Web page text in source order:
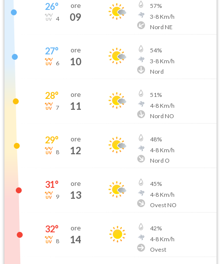
26°
4
ore
09
57%
3-8Km/h
Nord NE
27°
6
ore
10
54%
3-8Km/h
Nord
28°
7
ore
11
51%
4-8Km/h
Nord NO
29°
8
ore
12
48%
4-8Km/h
Nord O
31°
9
ore
13
45%
4-8Km/h
Ovest NO
32°
8
ore
14
42%
4-8Km/h
Ovest